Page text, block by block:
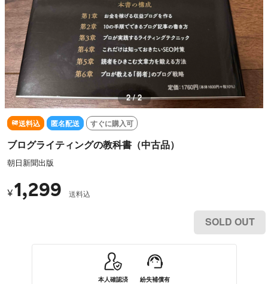
2 / 2
送料込 匿名配送 すぐに購入可
ブログライティングの教科書（中古品）
朝日新聞出版
¥1,299 送料込
SOLD OUT
本人確認済 紛失補償有